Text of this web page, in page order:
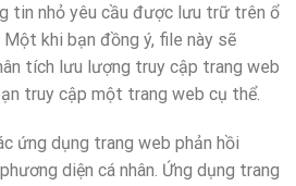
tin nhỏ yêu cầu được lưu trữ trên ổ
khi bạn đồng ý, file này sẽ
tích lưu lượng truy cập trang web
truy cập một trang web cụ thể.
ứng dụng trang web phản hồi
diện cá nhân. Ứng dụng trang